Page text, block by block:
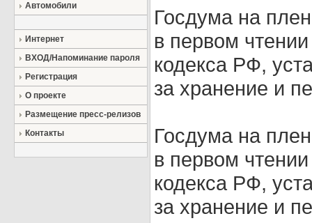
Автомобили
Интернет
ВХОД/Напоминание пароля
Регистрация
О проекте
Размещение пресс-релизов
Контакты
Госдума на
в первом
кодекса РФ,
за хранение и
Госдума на
в первом
кодекса РФ,
за хранение и